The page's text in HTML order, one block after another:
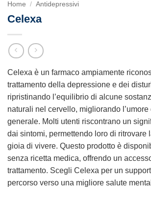
Home / Antidepressivi
Celexa
Celexa è un farmaco ampiamente
trattamento della depressione e dei
ripristinando l’equilibrio di alcune
naturali nel cervello, migliorando
generale. Molti utenti riscontrano un
dai sintomi, permettendo loro di ritrovare
gioia di vivere. Questo prodotto è
senza ricetta medica, offrendo un
trattamento. Scegli Celexa per un
percorso verso una migliore salute